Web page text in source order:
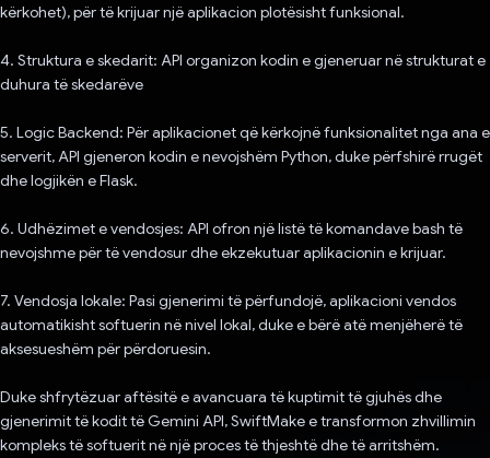
kërkohet), për të krijuar një aplikacion plotësisht funksional.
4. Struktura e skedarit: API organizon kodin e gjeneruar në strukturat e
duhura të skedarëve
5. Logic Backend: Për aplikacionet që kërkojnë funksionalitet nga ana e
serverit, API gjeneron kodin e nevojshëm Python, duke përfshirë rrugët
dhe logjikën e Flask.
6. Udhëzimet e vendosjes: API ofron një listë të komandave bash të
nevojshme për të vendosur dhe ekzekutuar aplikacionin e krijuar.
7. Vendosja lokale: Pasi gjenerimi të përfundojë, aplikacioni vendos
automatikisht softuerin në nivel lokal, duke e bërë atë menjëherë të
aksesueshëm për përdoruesin.
Duke shfrytëzuar aftësitë e avancuara të kuptimit të gjuhës dhe
gjenerimit të kodit të Gemini API, SwiftMake e transformon zhvillimin
kompleks të softuerit në një proces të thjeshtë dhe të arritshëm.